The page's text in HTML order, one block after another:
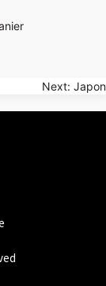
Next: Japon